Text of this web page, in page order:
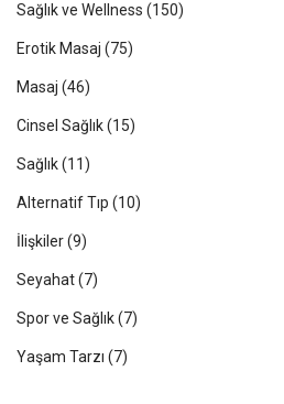
Sağlık ve Wellness (150)
Erotik Masaj (75)
Masaj (46)
Cinsel Sağlık(15)
Sağlık(11)
Alternatif Tıp (10)
İlişkiler(9)
Seyahat(7)
Spor ve Sağlık(7)
Yaşam Tarzı (7)